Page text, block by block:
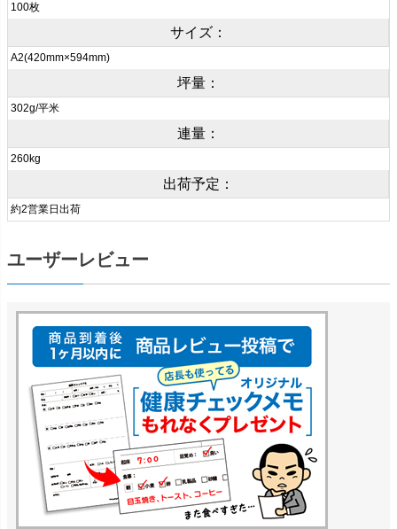
100枚
サイズ：
A2(420mm×594mm)
坪量：
302g/平米
連量：
260kg
出荷予定：
約2営業日出荷
ユーザーレビュー